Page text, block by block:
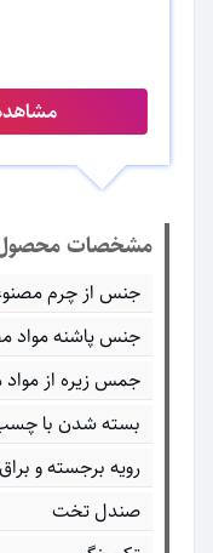
مشخصات
جنس از چرم
جنس پاشنه مواد
جمس زیره از
بسته شدن با
رویه برجسته و براق
صندل تخت